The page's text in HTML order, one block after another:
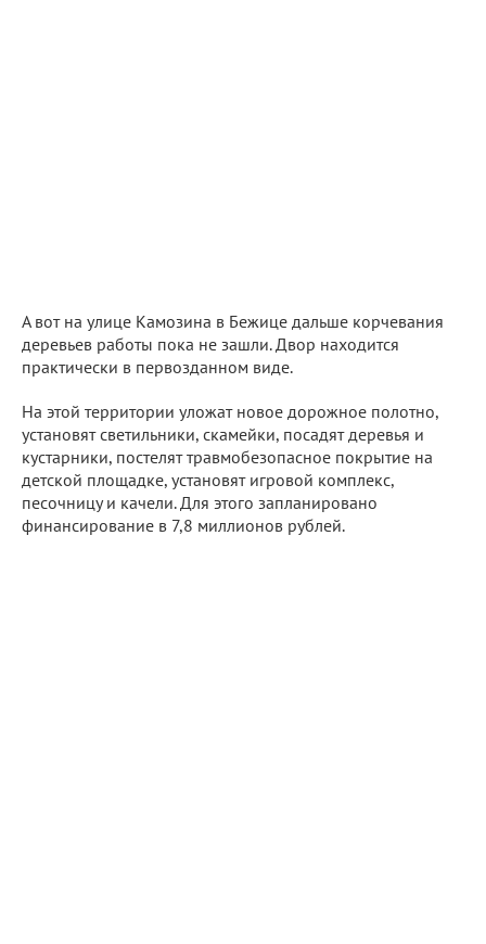
А вот на улице Камозина в Бежице дальше корчевания
деревьев работы пока не зашли. Двор находится
практически в первозданном виде.
На этой территории уложат новое дорожное полотно,
установят светильники, скамейки, посадят деревья и
кустарники, постелят травмобезопасное покрытие на
детской площадке, установят игровой комплекс,
песочницу и качели. Для этого запланировано
финансирование в 7,8 миллионов рублей.